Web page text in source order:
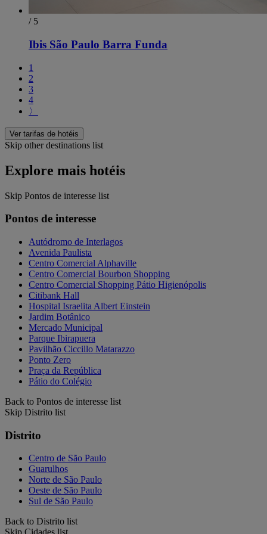
/ 5
Ibis São Paulo Barra Funda
1
2
3
4
〉
Ver tarifas de hotéis
Skip other destinations list
Explore mais hotéis
Skip Pontos de interesse list
Pontos de interesse
Autódromo de Interlagos
Avenida Paulista
Centro Comercial Alphaville
Centro Comercial Bourbon Shopping
Centro Comercial Shopping Pátio Higienópolis
Citibank Hall
Hospital Israelita Albert Einstein
Jardim Botânico
Mercado Municipal
Parque Ibirapuera
Pavilhão Ciccillo Matarazzo
Ponto Zero
Praça da República
Pátio do Colégio
Back to Pontos de interesse list
Skip Distrito list
Distrito
Centro de São Paulo
Guarulhos
Norte de São Paulo
Oeste de São Paulo
Sul de São Paulo
Back to Distrito list